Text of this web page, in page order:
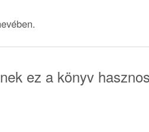
ez a könyv hasznos